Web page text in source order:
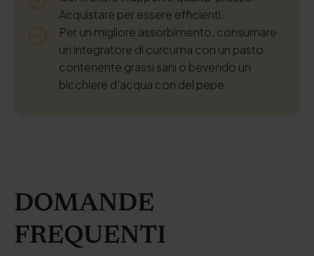
Acquistare per essere efficienti.
Per un migliore assorbimento, consumare
un integratore di curcuma con un pasto
contenente grassi sani o bevendo un
bicchiere d'acqua con del pepe.
DOMANDE
FREQUENTI